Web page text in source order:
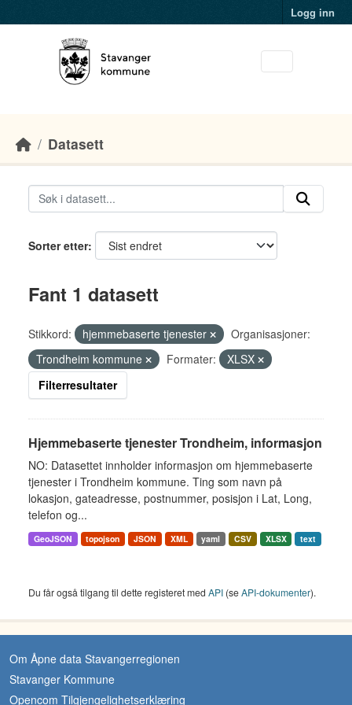
Logg inn
Datasett
Sorter etter
Fant 1 datasett
Stikkord: hjemmebaserte tjenester
Organisasjoner:
Trondheim kommune
Formater:
XLSX
Filterresultater
Hjemmebaserte tjenester Trondheim, informasjon
NO: Datasettet innholder informasjon om hjemmebaserte
tjenester i Trondheim kommune. Ting som navn på
lokasjon, gateadresse, postnummer, posisjon i Lat, Long,
telefon og...
GeoJSON topojson JSON XML yaml CSV XLSX text
Du får også tilgang til dette registeret med API (seAPI-dokumenter).
Om Åpne data Stavangerregionen
Stavanger Kommune
Opencom Tilgjengelighetserklæring